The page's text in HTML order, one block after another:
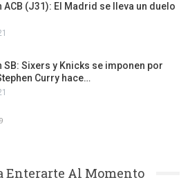
ACB (J31): El Madrid se lleva un duelo
SB: Sixers y Knicks se imponen por
Curry hace…
Enterarte Al Momento